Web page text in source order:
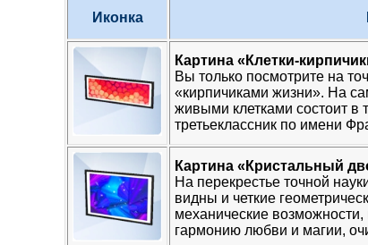
Иконка
Картина «Клетки-
Вы только посмотрите на
«кирпичиками жизни». На
живыми клетками состоит в
третьеклассник по имени
Картина «Кристальный
На перекрестье точной
видны и четкие
механические возможности,
гармонию любви и магии,